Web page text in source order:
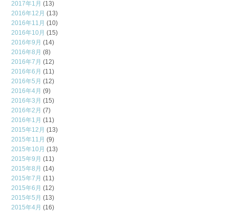
2017年1月 (13)
2016年12月 (13)
2016年11月 (10)
2016年10月 (15)
2016年9月 (14)
2016年8月 (8)
2016年7月 (12)
2016年6月 (11)
2016年5月 (12)
2016年4月 (9)
2016年3月 (15)
2016年2月 (7)
2016年1月 (11)
2015年12月 (13)
2015年11月 (9)
2015年10月 (13)
2015年9月 (11)
2015年8月 (14)
2015年7月 (11)
2015年6月 (12)
2015年5月 (13)
2015年4月 (16)